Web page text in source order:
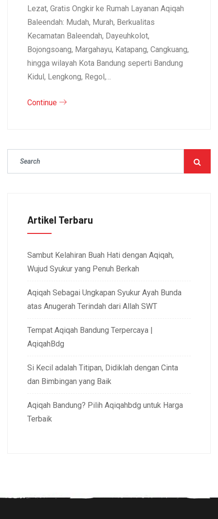
Lezat, Gratis Ongkir ke Rumah Layanan Aqiqah
Baleendah: Mudah, Murah, Berkualitas
Kecamatan Baleendah, Dayeuhkolot,
Bojongsoang, Margahayu, Katapang, Cangkuang,
hingga wilayah Kota Bandung seperti Bandung
Kidul, Lengkong, Regol,…
Continue
Artikel Terbaru
Sambut Kelahiran Buah Hati dengan Aqiqah,
Wujud Syukur yang Penuh Berkah
Aqiqah Sebagai Ungkapan Syukur Ayah Bunda
atas Anugerah Terindah dari Allah SWT
Tempat Aqiqah Bandung Terpercaya |
AqiqahBdg
Si Kecil adalah Titipan, Didiklah dengan Cinta
dan Bimbingan yang Baik
Aqiqah Bandung? Pilih Aqiqahbdg untuk Harga
Terbaik